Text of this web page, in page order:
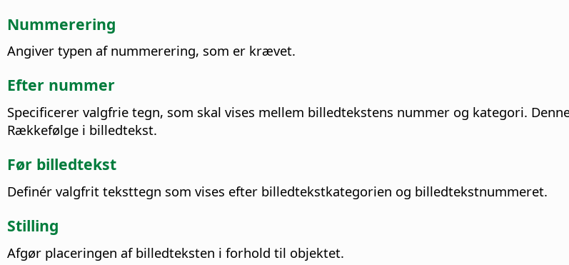
Nummerering
Angiver typen af nummerering, som er krævet.
Efter nummer
Specificerer valgfrie tegn, som skal vises mellem billedtekstens nummer og kategori.
Rækkefølge i billedtekst.
Før billedtekst
Definér valgfrit teksttegn som vises efter billedtekstkategorien og billedtekstnummeret.
Stilling
Afgør placeringen af billedteksten i forhold til objektet.